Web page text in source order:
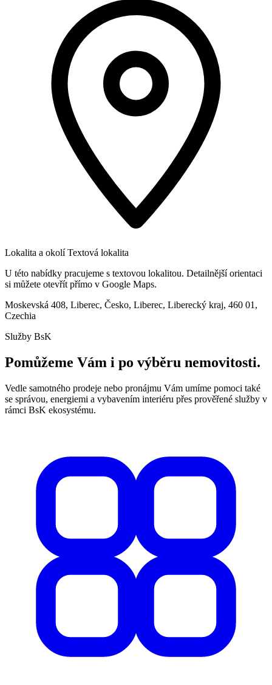
Lokalita a okolí Textová lokalita
U této nabídky pracujeme s textovou lokalitou. Detailnější orientaci
si můžete otevřít přímo v Google Maps.
Moskevská 408, Liberec, Česko, Liberec, Liberecký kraj, 460 01,
Czechia
Služby BsK
Pomůžeme Vám i po výběru nemovitosti.
Vedle samotného prodeje nebo pronájmu Vám umíme pomoci také
se správou, energiemi a vybavením interiéru přes prověřené služby v
rámci BsK ekosystému.